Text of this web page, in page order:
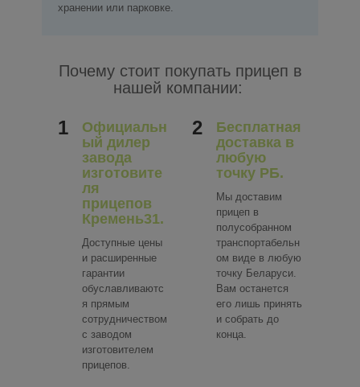
хранении или парковке.
Почему стоит покупать прицеп в
нашей компании:
1
Официальн
ый дилер
завода
изготовите
ля
прицепов
Кремень31.
Доступные цены
и расширенные
гарантии
обуславливаютс
я прямым
сотрудничеством
с заводом
изготовителем
прицепов.
2
Бесплатная
доставка в
любую
точку РБ.
Мы доставим
прицеп в
полусобранном
транспортабельн
ом виде в любую
точку Беларуси.
Вам останется
его лишь принять
и собрать до
конца.